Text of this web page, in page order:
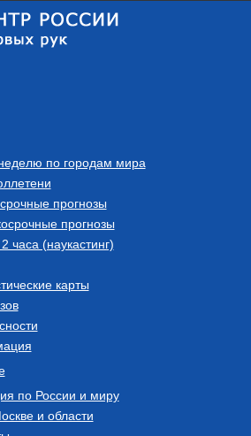
по городам мира
прогнозы
прогнозы
часа (наукастинг)
карты
по России и миру
и области